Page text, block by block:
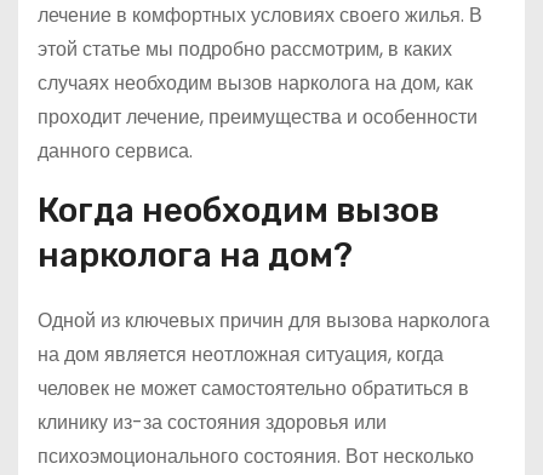
лечение в комфортных условиях своего жилья. В
этой статье мы подробно рассмотрим, в каких
случаях необходим вызов нарколога на дом, как
проходит лечение, преимущества и особенности
данного сервиса.
Когда необходим вызов
нарколога на дом?
Одной из ключевых причин для вызова нарколога
на дом является неотложная ситуация, когда
человек не может самостоятельно обратиться в
клинику из-за состояния здоровья или
психоэмоционального состояния. Вот несколько